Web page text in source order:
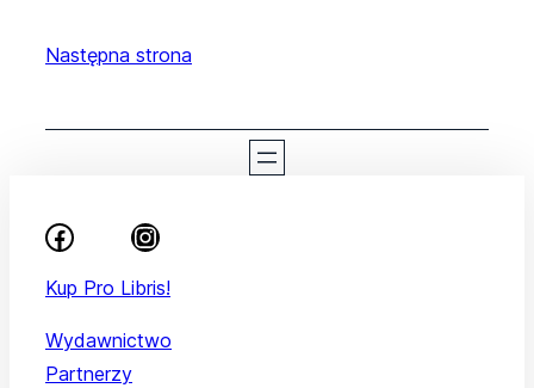
Następna strona
Kup Pro Libris!
Wydawnictwo
Partnerzy